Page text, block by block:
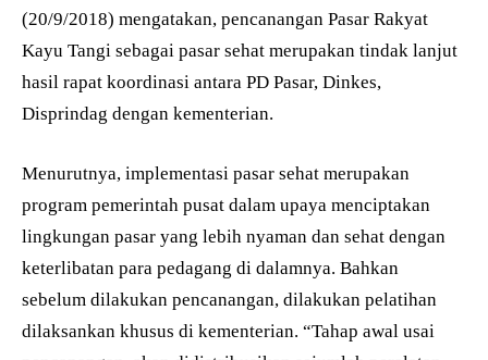
(20/9/2018) mengatakan, pencanangan Pasar Rakyat
Kayu Tangi sebagai pasar sehat merupakan tindak lanjut
hasil rapat koordinasi antara PD Pasar, Dinkes,
Disprindag dengan kementerian.
Menurutnya, implementasi pasar sehat merupakan
program pemerintah pusat dalam upaya menciptakan
lingkungan pasar yang lebih nyaman dan sehat dengan
keterlibatan para pedagang di dalamnya. Bahkan
sebelum dilakukan pencanangan, dilakukan pelatihan
dilaksankan khusus di kementerian. “Tahap awal usai